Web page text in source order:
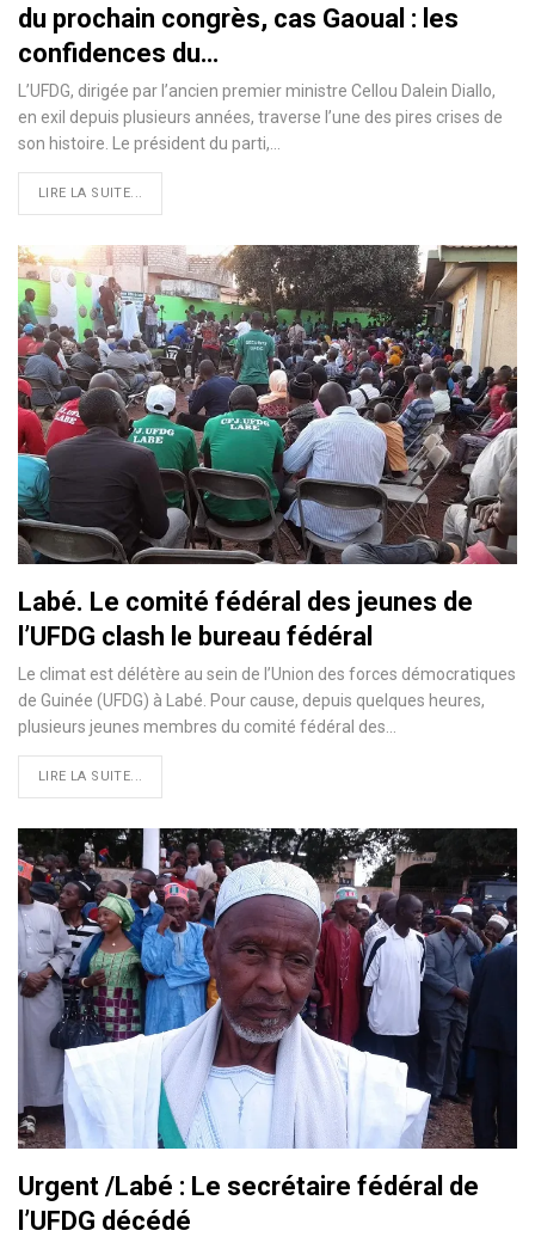
du prochain congrès, cas Gaoual : les
confidences du…
L’UFDG, dirigée par l’ancien premier ministre Cellou Dalein Diallo,
en exil depuis plusieurs années, traverse l’une des pires crises de
son histoire. Le président du parti,…
LIRE LA SUITE...
Labé. Le comité fédéral des jeunes de
l’UFDG clash le bureau fédéral
Le climat est délétère au sein de l’Union des forces démocratiques
de Guinée (UFDG) à Labé. Pour cause, depuis quelques heures,
plusieurs jeunes membres du comité fédéral des…
LIRE LA SUITE...
Urgent /Labé : Le secrétaire fédéral de
l’UFDG décédé